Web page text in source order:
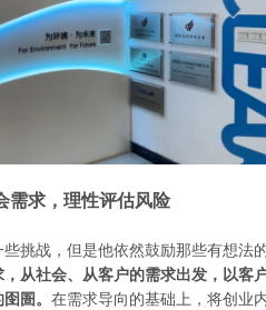
需求，理性评估风险
挑战，但是他依然鼓励那些有想法
从社会、从客户的需求出发，以客
圄。 在需求导向的基础上，将创业